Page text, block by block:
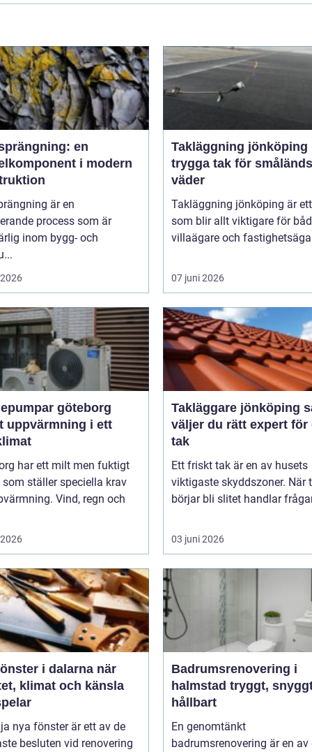
en
i modern
är en
process som är
inom bygg- och
Takläggning jönköping
trygga tak för
väder
Takläggning jönköping är
som blir allt viktigare för
villaägare och
07 juni 2026
göteborg
uppvärmning i ett
har ett milt men fuktigt
ställer speciella krav
Vind, regn och
Takläggare jönköping så
väljer du rätt expert för
tak
Ett friskt tak är en av husets
viktigaste skyddszoner. När
börjar bli slitet handlar
03 juni 2026
i dalarna när
klimat och känsla
nya fönster är ett av de
besluten vid renovering
Badrumsrenovering i
halmstad tryggt, snyggt och
hållbart
En genomtänkt
badrumsrenovering är en av